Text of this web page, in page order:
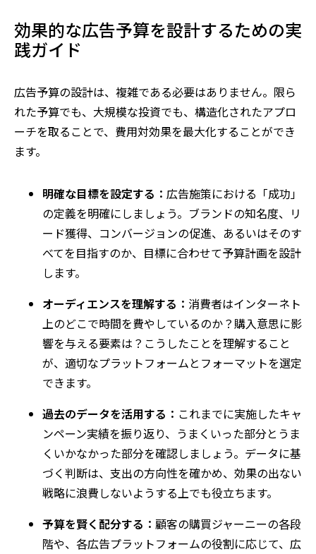
効果的な広告予算を設計するための実
践ガイド
広告予算の設計は、複雑である必要はありません。限ら
れた予算でも、大規模な投資でも、構造化されたアプロ
ーチを取ることで、費用対効果を最大化することができ
ます。
明確な目標を設定する： 広告施策における「成功」
の定義を明確にしましょう。ブランドの知名度、リ
ード獲得、コンバージョンの促進、あるいはそのす
べてを目指すのか、目標に合わせて予算計画を設計
します。
オーディエンスを理解する： 消費者はインターネト
上のどこで時間を費やしているのか？購入意思に影
響を与える要素は？こうしたことを理解すること
が、適切なプラットフォームとフォーマットを選定
できます。
過去のデータを活用する： これまでに実施したキャ
ンペーン実績を振り返り、うまくいった部分とうま
くいかなかった部分を確認しましょう。データに基
づく判断は、支出の方向性を確かめ、効果の出ない
戦略に浪費しないようする上でも役立ちます。
予算を賢く配分する： 顧客の購買ジャーニーの各段
階や、各広告プラットフォームの役割に応じて、広